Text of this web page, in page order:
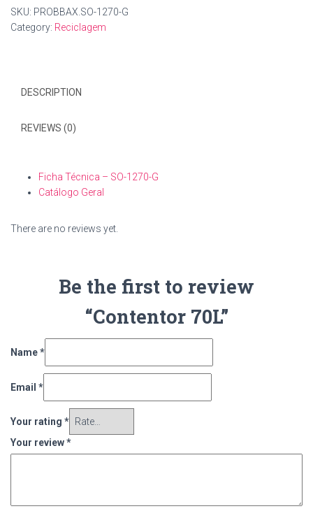
SKU: PROBBAX.SO-1270-G
Category: Reciclagem
DESCRIPTION
REVIEWS (0)
Ficha Técnica – SO-1270-G
Catálogo Geral
There are no reviews yet.
Be the first to review
“Contentor 70L”
Name*
Email *
Your rating *
Your review*